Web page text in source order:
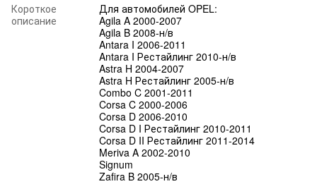
Короткое
описание
Для автомобилей OPEL:
Agila A 2000-2007
Agila B 2008-н/в
Antara I 2006-2011
Antara I Рестайлинг 2010-н/в
Astra H 2004-2007
Astra H Рестайлинг 2005-н/в
Combo C 2001-2011
Corsa C 2000-2006
Corsa D 2006-2010
Corsa D I Рестайлинг 2010-2011
Corsa D II Рестайлинг 2011-2014
Meriva A 2002-2010
Signum
Zafira B 2005-н/в